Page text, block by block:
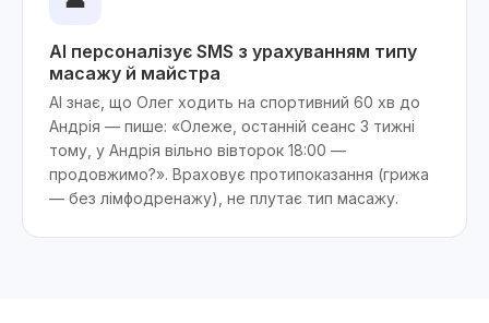
AI персоналізує SMS з урахуванням типу
масажу й майстра
AI знає, що Олег ходить на спортивний 60 хв до
Андрія — пише: «Олеже, останній сеанс 3 тижні
тому, у Андрія вільно вівторок 18:00 —
продовжимо?». Враховує протипоказання (грижа
— без лімфодренажу), не плутає тип масажу.